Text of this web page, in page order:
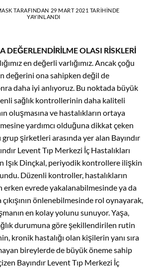
TARAFINDAN 29 MART 2021 TARIHINDE
YAYINLANDI
DEĞERLENDİRİLMEOLASI RİSKLERİ
en değerli varlığımız. Ancak çoğu
değerini ona sahipken değil de
daha iyi anlıyoruz. Bu noktada büyük
sağlık kontrollerinin daha kaliteli
oluşmasına ve hastalıkların ortaya
yardımcı olduğuna dikkat çeken
grup şirketleri arasında yer alan Bayındır
Levent Tıp Merkezi İç Hastalıkları
Işık Dinçkal, periyodik kontrollere ilişkin
Düzenli kontroller, hastalıkların
evrede yakalanabilmesinde ya da
önlenebilmesinde rol oynayarak,
en kolay yolunu sunuyor. Yaşa,
durumuna göre şekillendirilen rutin
kronik hastalığı olan kişilerin yanı sıra
bireylerde de büyük öneme sahip
Bayındır Levent Tıp Merkezi İç